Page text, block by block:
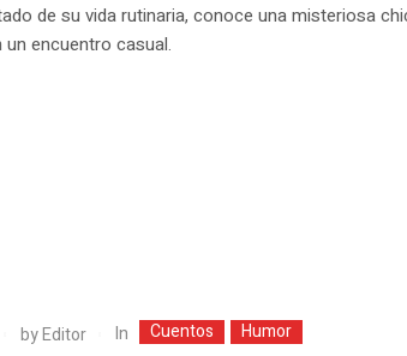
de su vida rutinaria, conoce una misteriosa
encuentro casual.
byEditor In Cuentos Humor